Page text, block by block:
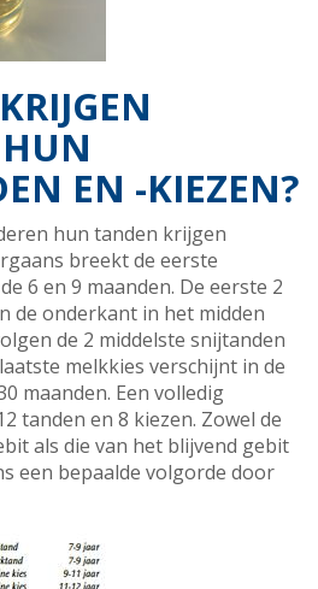
EN -KIEZEN?
hun tanden krijgen
breekt de eerste
6 en 9 maanden. De eerste 2
de onderkant in het midden
de 2 middelste snijtanden
melkkies verschijnt in de
maanden. Een volledig
tanden en 8 kiezen. Zowel de
als die van het blijvend gebit
een bepaalde volgorde door